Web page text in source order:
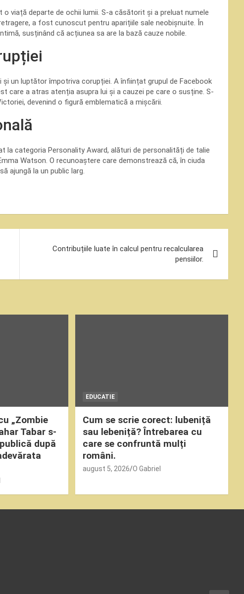
viață departe de ochii lumii. S-a căsătorit și a preluat numele
a fost cunoscut pentru aparițiile sale neobișnuite. În
susținând că acțiunea sa are la bază cauze nobile.
un luptător împotriva corupției. A înființat grupul de Facebook
care a atras atenția asupra lui și a cauzei pe care o susține. S-
devenind o figură emblematică a mișcării.
la categoria Personality Award, alături de personalități de talie
Watson. O recunoaștere care demonstrează că, în ciuda
ajungă la un public larg.
Contribuțiile luate în calcul pentru recalcularea
pensiilor.
„Zombie
Tabar s-
după
EDUCATIE
Cum se scrie corect: lubeniță
sau lebeniță? Întrebarea cu
care se confruntă mulți
români.
august 5, 2026 O Gabriel